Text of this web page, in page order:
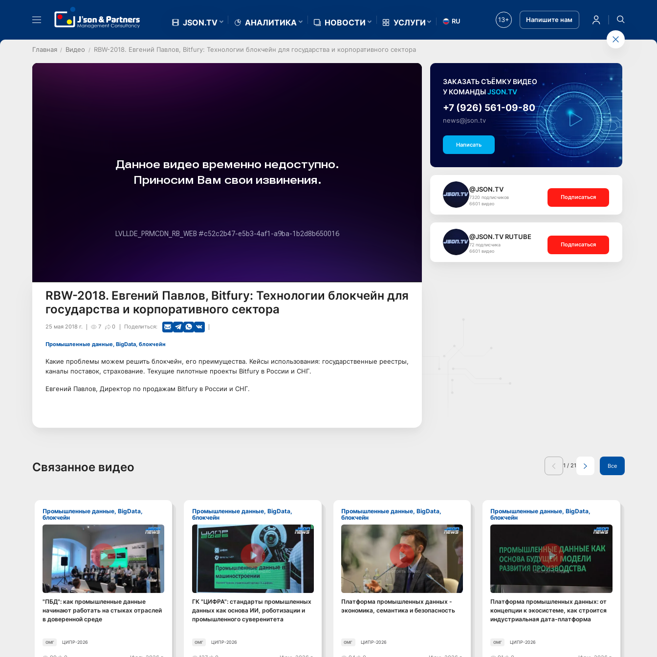
JSON.TV АНАЛИТИКА НОВОСТИ УСЛУГИ RU 13+ Напишите нам
Главная Видео RBW-2018. Евгений Павлов, Bitfury: Технологии блокчейн для государства и корпоративного сектора
RBW-2018. Евгений Павлов, Bitfury: Технологии блокчейн для
государства и корпоративного сектора
7 0
25 мая 2018 г. Поделиться:
Промышленные данные, BigData, блокчейн
Какие проблемы можем решить блокчейн, его преимущества. Кейсы использования: государственные реестры,
каналы поставок, страхование. Текущие пилотные проекты Bitfury в России и СНГ.
Евгений Павлов, Директор по продажам Bitfury в России и СНГ.
ЗАКАЗАТЬ СЪЁМКУ ВИДЕО
У КОМАНДЫJSON.TV
+7 (926) 561-09-80
news@json.tv
Написать
@JSON.TV
7320 подписчиков
6601 видео
Подписаться
@JSON.TV RUTUBE
72 подписчика
6601 видео
Подписаться
Связанное видео 1 / 21 Все
Промышленные данные, BigData,
блокчейн
Смотреть видео
"ПБД": как промышленные данные
начинают работать на стыках отраслей
в доверенной среде
ОМГ ЦИПР-2026
Промышленные данные, BigData,
блокчейн
Смотреть видео
ГК "ЦИФРА": стандарты промышленных
данных как основа ИИ, роботизации и
промышленного суверенитета
ОМГ ЦИПР-2026
Промышленные данные, BigData,
блокчейн
Смотреть видео
Платформа промышленных данных -
экономика, семантика и безопасность
ОМГ ЦИПР-2026
Промышленные данные, BigData,
блокчейн
Смотреть видео
Платформа промышленных данных: от
концепции к экосистеме, как строится
индустриальная дата-платформа
ОМГ ЦИПР-2026